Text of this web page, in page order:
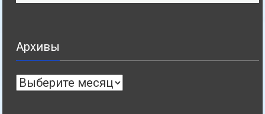
Архивы
Архивы